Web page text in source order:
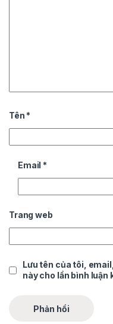
Tên *
Email *
Trang web
Lưu tên của tôi,
này cho lần bình luận